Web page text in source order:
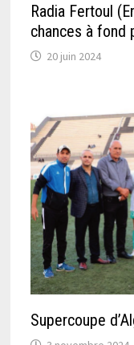
Radia Fertoul
chances à fond
20 juin 2024
Supercoupe